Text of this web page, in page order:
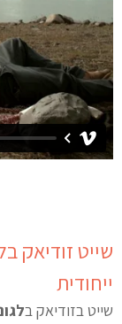
שייט זודיאק
ייחודית
שייט בזודיאק ב